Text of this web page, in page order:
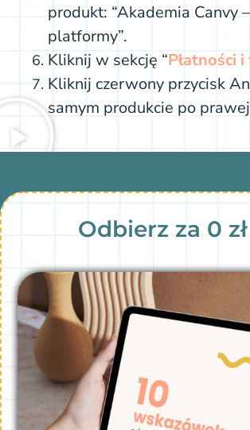
produkt: “Akademia Canvy
platformy”.
Kliknij w sekcję “Płatności
Kliknij czerwony przycisk
samym produkcie po
Odbierz za 0 zł